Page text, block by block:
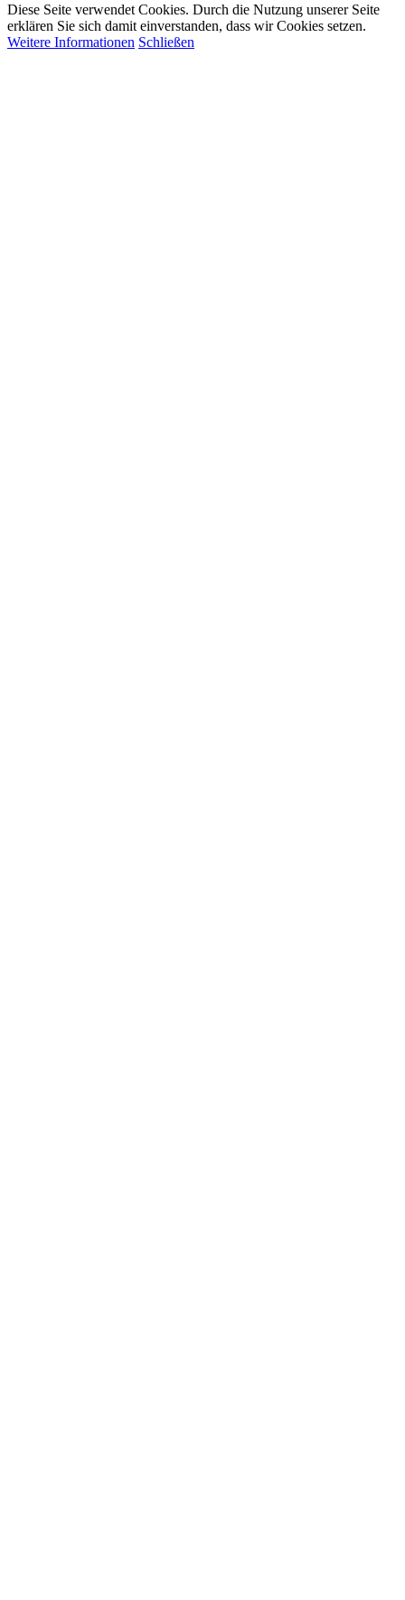
Diese Seite verwendet Cookies. Durch die Nutzung unserer Seite
erklären Sie sich damit einverstanden, dass wir Cookies setzen.
Weitere Informationen Schließen